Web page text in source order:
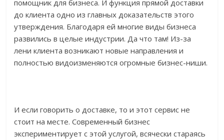
помощник для бизнеса. И функция прямой доставки
до клиента одно из главных доказательств этого
утверждения. Благодаря ей многие виды бизнеса
развились в целые индустрии. Да что там! Из-за
лени клиента возникают новые направления и
полностью видоизменяются огромные бизнес-ниши.
И если говорить о доставке, то и этот сервис не
стоит на месте. Современный бизнес
экспериментирует с этой услугой, всячески стараясь